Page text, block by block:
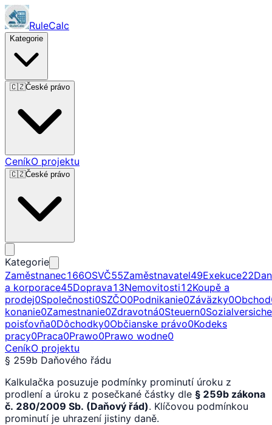
RuleCalc
Kategorie
🇨🇿České právo
CeníkO projektu
🇨🇿České právo
Kategorie
Zaměstnanec166OSVČ55Zaměstnavatel49Exekuce22
a korporace45Doprava13Nemovitosti12Koupě a
prodej0Společnosti0SZČO0Podnikanie0Záväzky0Obchod
konanie0Zamestnanie0Zdravotná0Steuern0
poisťovňa0Dôchodky0Občianske právo0Kodeks
pracy0Praca0Prawo0Prawo wodne0
CeníkO projektu
§ 259b Daňového řádu
Kalkulačka posuzuje podmínky prominutí úroku z
prodlení a úroku z posečkané částky dle § 259b zákona
č. 280/2009 Sb. (Daňový řád). Klíčovou podmínkou
prominutí je uhrazení jistiny daně.